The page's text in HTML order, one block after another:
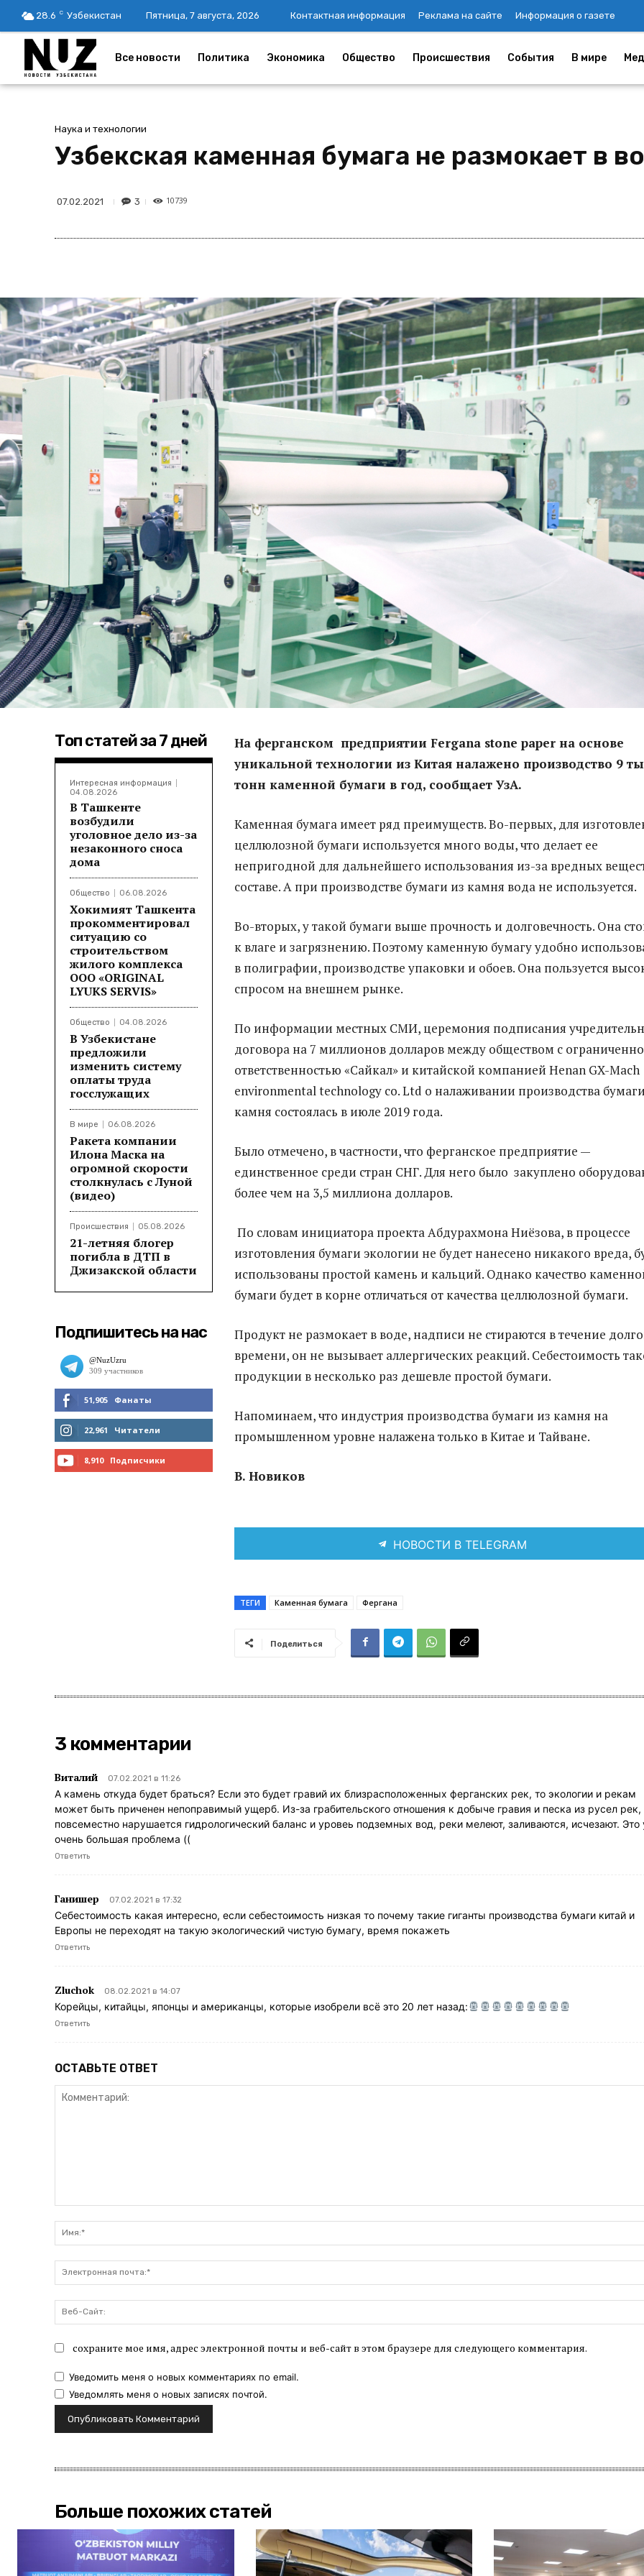
28.6 C Узбекистан Пятница, 7 августа, 2026 Контактная информация Реклама на сайте Информация о газете
Все новости Политика Экономика Общество Происшествия События В мире
Наука и технологии
Узбекская каменная бумага не размокает в
07.02.2021 3 10739
Топ статей за 7 дней
Интересная информация
04.08.2026
В Ташкенте
возбудили
уголовное дело из-за
незаконного сноса
дома
Общество 06.08.2026
Хокимият Ташкента
прокомментировал
ситуацию со
строительством
жилого комплекса
ООО «ORIGINAL
LYUKS SERVIS»
Общество 04.08.2026
В Узбекистане
предложили
изменить систему
оплаты труда
госслужащих
В мире 06.08.2026
Ракета компании
Илона Маска на
огромной скорости
столкнулась с Луной
(видео)
Происшествия 05.08.2026
21-летняя блогер
погибла в ДТП в
Джизакской области
Подпишитесь на нас
51,905 Фанаты
МНЕ НРАВИТСЯ
22,961 Читатели
8,910 Подписчики
На ферганском предприятии Fergana stone paper на основе
уникальной технологии из Китая налажено производство 9
тонн каменной бумаги в год, сообщает УзА.
Каменная бумага имеет ряд преимуществ. Во-первых, для
целлюлозной бумаги используется много воды, что делает ее
непригодной для дальнейшего использования из-за вредных
составе. А при производстве бумаги из камня вода не используется.
Во-вторых, у такой бумаги выше прочность и долговечность. Она
к влаге и загрязнению. Поэтому каменную бумагу удобно
в полиграфии, производстве упаковки и обоев. Она пользуется
спросом на внешнем рынке.
По информации местных СМИ, церемония подписания
договора на 7 миллионов долларов между обществом с
ответственностью «Сайкал» и китайской компанией Henan GX-Mach
environmental technology co. Ltd о налаживании производства
камня состоялась в июле 2019 года.
Было отмечено, в частности, что ферганское предприятие —
единственное среди стран СНГ. Для него было закуплено
более чем на 3,5 миллиона долларов.
По словам инициатора проекта Абдурахмона Ниёзова, в процессе
изготовления бумаги экологии не будет нанесено никакого вреда,
использованы простой камень и кальций. Однако качество
бумаги будет в корне отличаться от качества целлюлозной бумаги.
Продукт не размокает в воде, надписи не стираются в течение
времени, он не вызывает аллергических реакций. Себестоимость
продукции в несколько раз дешевле простой бумаги.
Напоминаем, что индустрия производства бумаги из камня на
промышленном уровне налажена только в Китае и Тайване.
В. Новиков
НОВОСТИ В TELEGRAM
ТЕГИ Каменная бумага Фергана
Поделиться
3 комментарии
Виталий 07.02.2021 в 11:26
А камень откуда будет браться? Если это будет гравий их близрасположенных ферганских рек, то экологии и рекам
может быть приченен непоправимый ущерб. Из-за грабительского отношения к добыче гравия и песка из русел рек,
повсеместно нарушается гидрологический баланс и уровеь подземных вод, реки мелеют, заливаются, исчезают.
очень большая проблема ((
Ответить
Ганишер 07.02.2021 в 17:32
Себестоимость какая интересно, если себестоимость низкая то почему такие гиганты производства бумаги китай и
Европы не переходят на такую экологический чистую бумагу, время покажеть
Ответить
Zluchok 08.02.2021 в 14:07
Корейцы, китайцы, японцы и американцы, которые изобрели всё это 20 лет назад:
Ответить
ОСТАВЬТЕ ОТВЕТ
сохраните мое имя, адрес электронной почты и веб-сайт в этом браузере для следующего комментария.
Уведомить меня о новых комментариях по email.
Уведомлять меня о новых записях почтой.
Больше похожих статей